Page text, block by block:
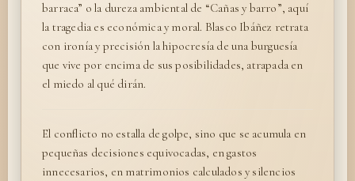
barraca” o la dureza ambiental de “Cañas y barro”, aquí
la tragedia es económica y moral. Blasco Ibáñez retrata
con ironía y precisión la hipocresía de una burguesía
que vive por encima de sus posibilidades, atrapada en
el miedo al qué dirán.
El conflicto no estalla de golpe, sino que se acumula en
pequeñas decisiones equivocadas, en gastos
innecesarios, en matrimonios calculados y silencios